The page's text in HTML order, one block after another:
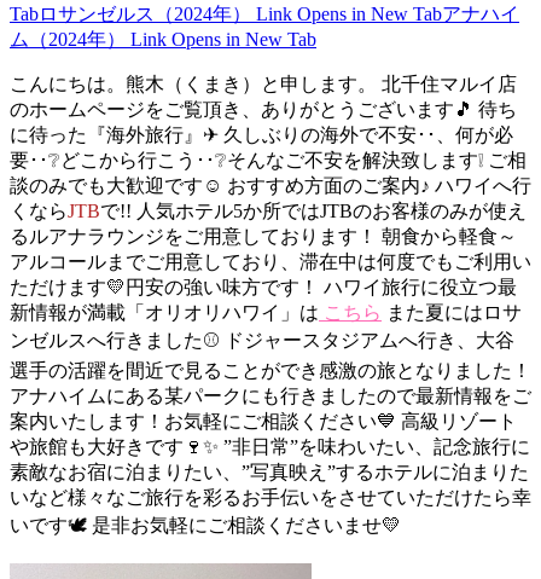
Tabロサンゼルス（2024年） Link Opens in New Tabアナハイ
ム（2024年）
Link Opens in New Tab
こんにちは。熊木（くまき）と申します。 北千住マルイ店
のホームページをご覧頂き、ありがとうございます🎵 待ち
に待った『海外旅行』✈ 久しぶりの海外で不安･･、何が必
要･･❔どこから行こう･･❔そんなご不安を解決致します❕ ご相
談のみでも大歓迎です☺ おすすめ方面のご案内♪ ハワイへ行
くならJTBで!! 人気ホテル5か所ではJTBのお客様のみが使え
るルアナラウンジをご用意しております！ 朝食から軽食～
アルコールまでご用意しており、滞在中は何度でもご利用い
ただけます💛円安の強い味方です！ ハワイ旅行に役立つ最
新情報が満載「オリオリハワイ」は こちら また夏にはロサ
ンゼルスへ行きました⚾ ドジャースタジアムへ行き、大谷
選手の活躍を間近で見ることができ感激の旅となりました！
アナハイムにある某パークにも行きましたので最新情報をご
案内いたします！お気軽にご相談ください💙 高級リゾート
や旅館も大好きです🍷✨ ”非日常”を味わいたい、記念旅行に
素敵なお宿に泊まりたい、”写真映え”するホテルに泊まりた
いなど様々なご旅行を彩るお手伝いをさせていただけたら幸
いです🕊 是非お気軽にご相談くださいませ💛